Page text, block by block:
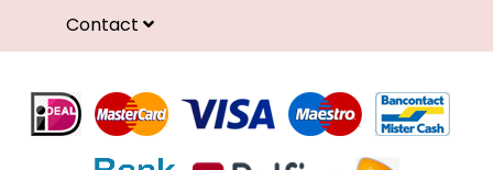
Contact